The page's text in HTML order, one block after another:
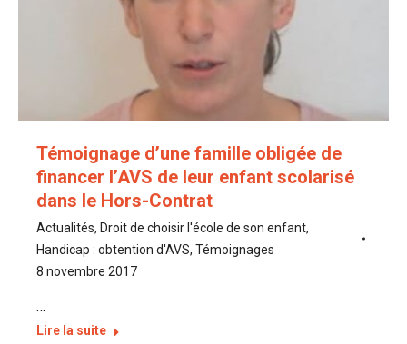
Témoignage d’une famille obligée de
financer l’AVS de leur enfant scolarisé
dans le Hors-Contrat
Actualités, Droit de choisir l'école de son enfant,
Handicap : obtention d'AVS, Témoignages
8 novembre 2017
…
Lire la suite